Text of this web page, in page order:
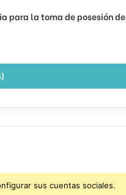
para la toma de posesión de
sus cuentas sociales.